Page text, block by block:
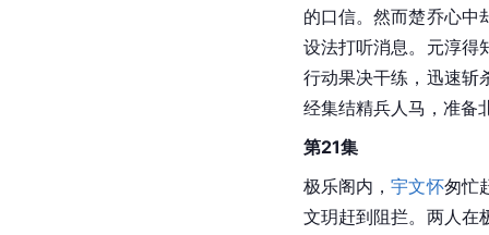
的口信。然而楚乔心中
设法打听消息。元淳得
行动果决干练，迅速斩
经集结精兵人马，准备
第21集
极乐阁内，宇文怀匆忙
文玥赶到阻拦。两人在